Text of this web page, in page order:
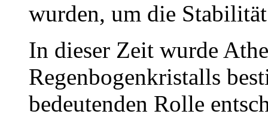
wurden, um die
In dieser Zeit wurde
Regenbogenkristalls
bedeutenden Rolle